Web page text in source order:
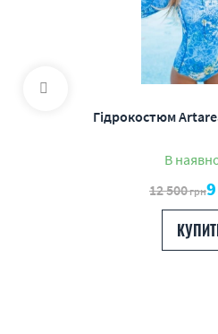
Гідрокостюм
В
12 500грн